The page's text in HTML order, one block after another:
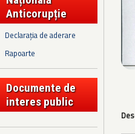
Anticorupție
Declarația de aderare
Rapoarte
Documente de
interes public